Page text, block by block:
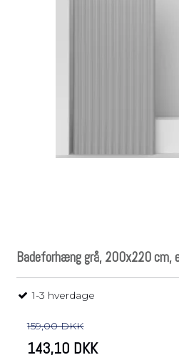
Badeforhæng grå, 200x220 cm,
1-3 hverdage
159,00 DKK
143,10 DKK